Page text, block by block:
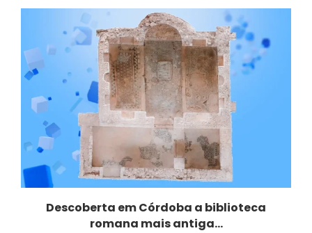
Descoberta em Córdoba a biblioteca
romana mais antiga...